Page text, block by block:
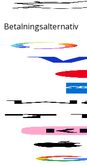
Betalningsalternativ